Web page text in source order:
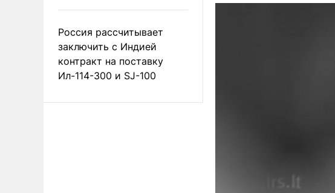
Россия рассчитывает
заключить с Индией
контракт на поставку
Ил-114-300 и SJ-100